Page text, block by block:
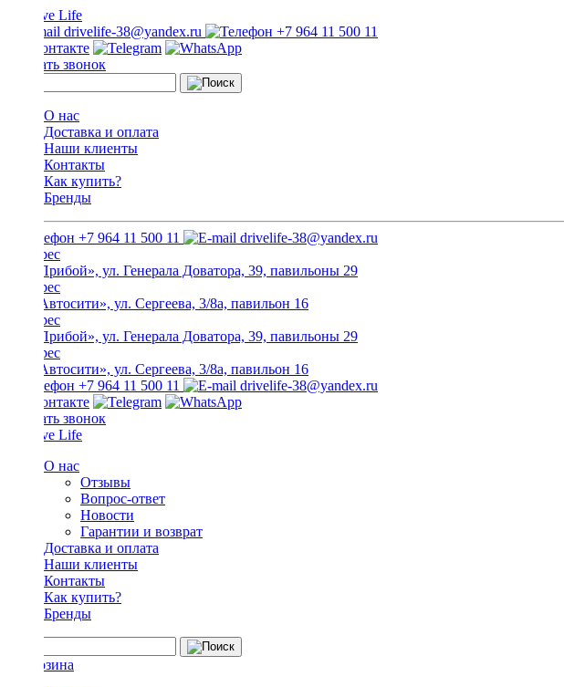
drivelife-38@yandex.ru +7 964 11 500 11
Заказать звонок
О нас
Доставка и оплата
Наши клиенты
Контакты
Как купить?
Бренды
+7 964 11 500 11 drivelife-38@yandex.ru
ТЦ «Прибой», ул. Генерала Доватора, 39, павильоны 29
ТЦ «Автосити», ул. Сергеева, 3/8а, павильон 16
ТЦ «Прибой», ул. Генерала Доватора, 39, павильоны 29
ТЦ «Автосити», ул. Сергеева, 3/8а, павильон 16
+7 964 11 500 11
drivelife-38@yandex.ru
Заказать звонок
О нас
Отзывы
Вопрос-ответ
Новости
Гарантии и возврат
Доставка и оплата
Наши клиенты
Контакты
Как купить?
Бренды